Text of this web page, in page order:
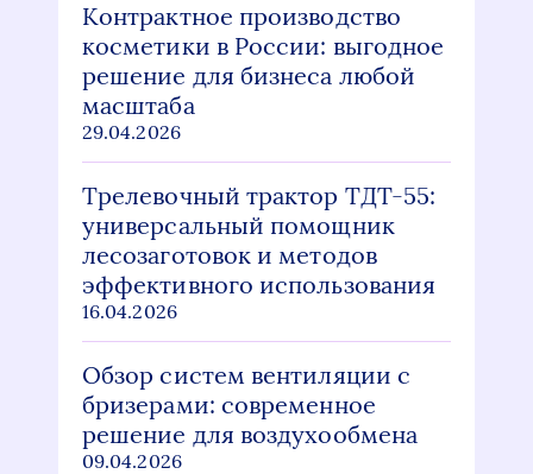
Контрактное производство
косметики в России: выгодное
решение для бизнеса любой
масштаба
29.04.2026
Трелевочный трактор ТДТ-55:
универсальный помощник
лесозаготовок и методов
эффективного использования
16.04.2026
Обзор систем вентиляции с
бризерами: современное
решение для воздухообмена
09.04.2026